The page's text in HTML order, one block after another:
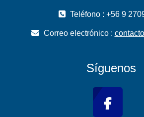
Teléfono : +56 9
Correo electrónico :
Síguenos